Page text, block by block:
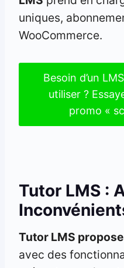
uniques,
WooCommerce.
Besoin d’un
utiliser ?
promo «
Tutor LMS :
Tutor LMS propose
avec des